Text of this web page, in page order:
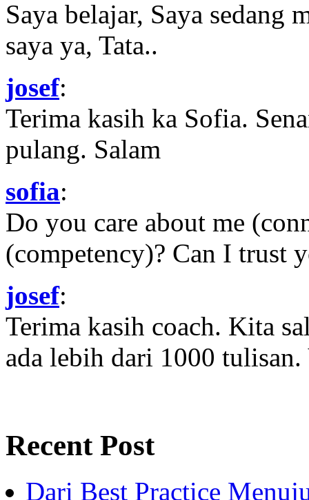
Saya belajar, Saya sedang
saya ya, Tata..
josef:
Terima kasih ka Sofia.
pulang. Salam
sofia:
Do you care about me
(competency)? Can I trust
josef:
Terima kasih coach. Kita
ada lebih dari 1000 tulisan.
Recent Post
Dari Best Practice